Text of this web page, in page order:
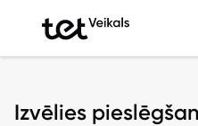
Izvēlies